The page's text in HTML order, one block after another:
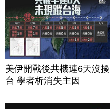
美伊開戰後共機連6天沒擾
台 學者析消失主因